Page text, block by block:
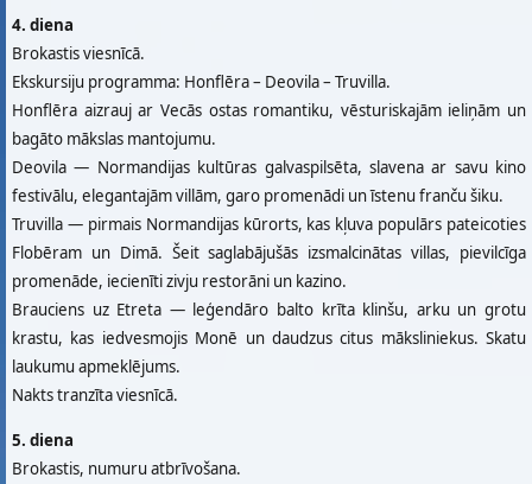
4. diena
Brokastis viesnīcā.
Ekskursiju programma: Honflēra – Deovila – Truvilla.
Honflēra aizrauj ar Vecās ostas romantiku, vēsturiskajām ieliņām un
bagāto mākslas mantojumu.
Deovila — Normandijas kultūras galvaspilsēta, slavena ar savu kino
festivālu, elegantajām villām, garo promenādi un īstenu franču šiku.
Truvilla — pirmais Normandijas kūrorts, kas kļuva populārs pateicoties
Flobēram un Dimā. Šeit saglabājušās izsmalcinātas villas, pievilcīga
promenāde, iecienīti zivju restorāni un kazino.
Brauciens uz Etreta — leģendāro balto krīta klinšu, arku un grotu
krastu, kas iedvesmojis Monē un daudzus citus māksliniekus. Skatu
laukumu apmeklējums.
Nakts tranzīta viesnīcā.
5. diena
Brokastis, numuru atbrīvošana.